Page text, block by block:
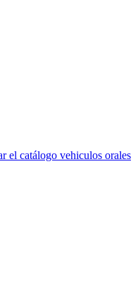
el catálogo vehiculos orales